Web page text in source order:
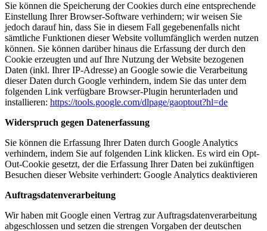
Sie können die Speicherung der Cookies durch eine entsprechende
Einstellung Ihrer Browser-Software verhindern; wir weisen Sie
jedoch darauf hin, dass Sie in diesem Fall gegebenenfalls nicht
sämtliche Funktionen dieser Website vollumfänglich werden nutzen
können. Sie können darüber hinaus die Erfassung der durch den
Cookie erzeugten und auf Ihre Nutzung der Website bezogenen
Daten (inkl. Ihrer IP-Adresse) an Google sowie die Verarbeitung
dieser Daten durch Google verhindern, indem Sie das unter dem
folgenden Link verfügbare Browser-Plugin herunterladen und
installieren: https://tools.google.com/dlpage/gaoptout?hl=de
Widerspruch gegen Datenerfassung
Sie können die Erfassung Ihrer Daten durch Google Analytics
verhindern, indem Sie auf folgenden Link klicken. Es wird ein Opt-
Out-Cookie gesetzt, der die Erfassung Ihrer Daten bei zukünftigen
Besuchen dieser Website verhindert: Google Analytics deaktivieren
Auftragsdatenverarbeitung
Wir haben mit Google einen Vertrag zur Auftragsdatenverarbeitung
abgeschlossen und setzen die strengen Vorgaben der deutschen